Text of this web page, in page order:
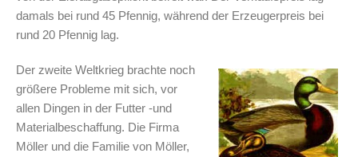
damals bei rund 45 Pfennig, während der Erzeugerpreis bei
rund 20 Pfennig lag.
Der zweite Weltkrieg brachte noch
größere Probleme mit sich, vor
allen Dingen in der Futter -und
Materialbeschaffung. Die Firma
Möller und die Familie von Möller,